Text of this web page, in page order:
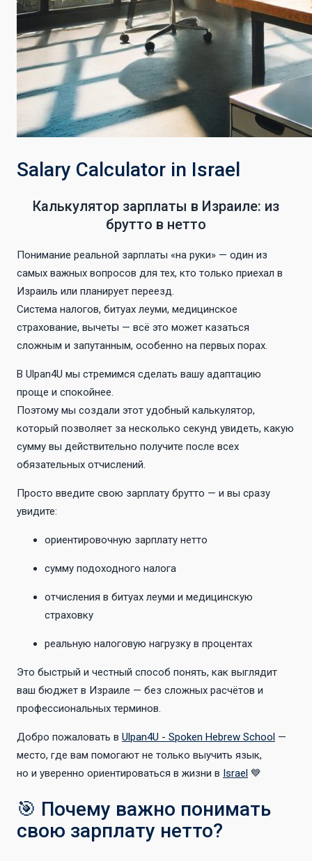
Salary Calculator in Israel
Калькулятор зарплаты в Израиле: из
брутто в нетто
Понимание реальной зарплаты «на руки» — один из
самых важных вопросов для тех, кто только приехал в
Израиль или планирует переезд.
Система налогов, битуах леуми, медицинское
страхование, вычеты — всё это может казаться
сложным и запутанным, особенно на первых порах.
В Ulpan4U мы стремимся сделать вашу адаптацию
проще и спокойнее.
Поэтому мы создали этот удобный калькулятор,
который позволяет за несколько секунд увидеть, какую
сумму вы действительно получите после всех
обязательных отчислений.
Просто введите свою зарплату брутто — и вы сразу
увидите:
ориентировочную зарплату нетто
сумму подоходного налога
отчисления в битуах леуми и медицинскую
страховку
реальную налоговую нагрузку в процентах
Это быстрый и честный способ понять, как выглядит
ваш бюджет в Израиле — без сложных расчётов и
профессиональных терминов.
Добро пожаловать в Ulpan4U - Spoken Hebrew School —
место, где вам помогают не только выучить язык,
но и уверенно ориентироваться в жизни в Israel 💙
🎯 Почему важно понимать
свою зарплату нетто?